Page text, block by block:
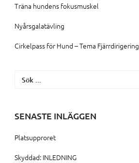
Träna hundens fokusmuskel
Nyårsgalatävling
Cirkelpass för Hund – Tema Fjärrdirigering
Sök
SENASTE INLÄGGEN
Platsupproret
Skyddad: INLEDNING